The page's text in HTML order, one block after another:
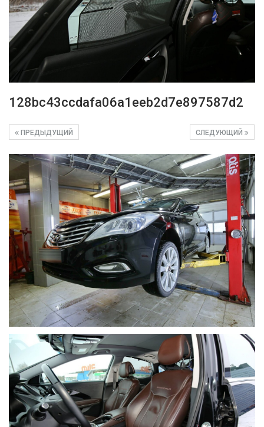
128bc43ccdafa06a1eeb2d7e897587d2
СЛЕДУЮЩИЙ
ПРЕДЫДУЩИЙ